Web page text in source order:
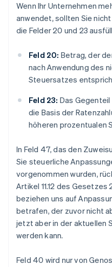
Wenn Ihr Unternehmen
anwendet, sollten Sie nicht
die Felder 20 und 23
Feld 20: Betrag, der
nach Anwendung des
Steuersatzes
Feld 23: Das Gegenteil
die Basis der
höheren prozentualen
In Feld 47, das den
Sie steuerliche
vorgenommen wurden,
Artikel 11.12 des
beziehen uns auf
betrafen, der zuvor nicht
jetzt aber in der aktuellen
werden kann.
Feld 40 wird nur von